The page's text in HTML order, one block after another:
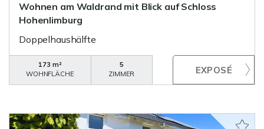
Wohnen am Waldrand mit Blick auf Schloss
Hohenlimburg
Doppelhaushälfte
173 m²
WOHNFLÄCHE
5
ZIMMER